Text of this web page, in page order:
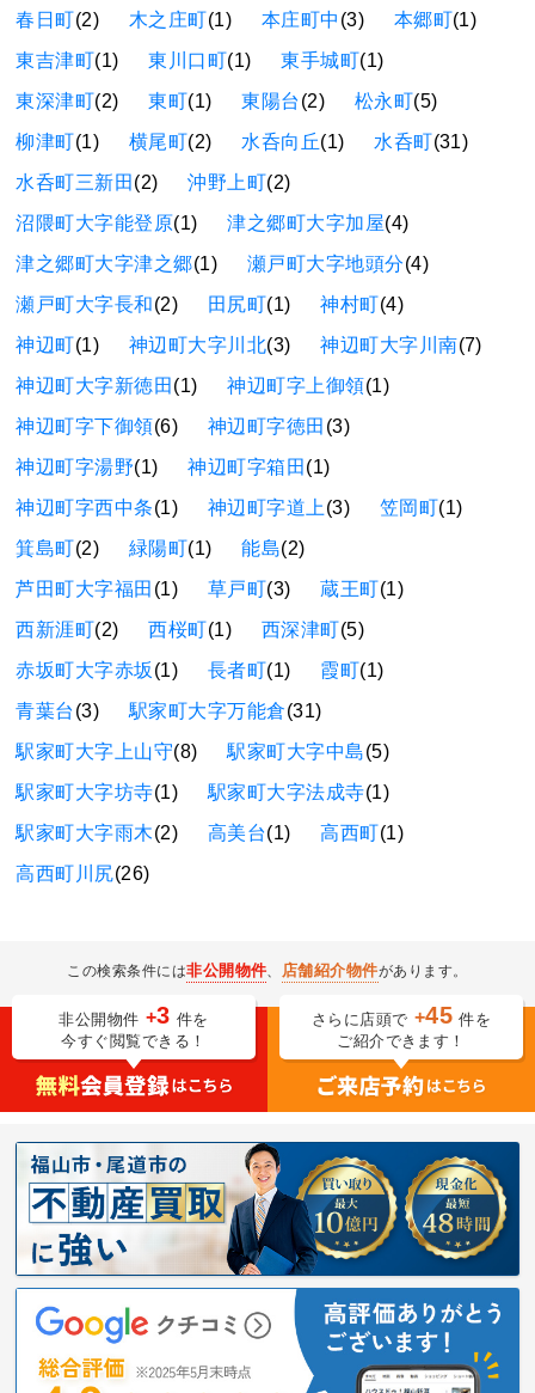
春日町(2) 木之庄町(1) 本庄町中 (3) 本郷町(1)
東吉津町(1) 東川口町(1) 東手城町(1)
東深津町(2) 東町(1) 東陽台 (2) 松永町(5)
柳津町(1) 横尾町(2) 水呑向丘(1) 水呑町(31)
水呑町三新田 (2) 沖野上町(2)
沼隈町大字能登原(1) 津之郷町大字加屋(4)
津之郷町大字津之郷(1) 瀬戸町大字地頭分(4)
瀬戸町大字長和(2) 田尻町(1) 神村町(4)
神辺町(1) 神辺町大字川北(3) 神辺町大字川南(7)
神辺町大字新徳田 (1) 神辺町字上御領(1)
神辺町字下御領(6) 神辺町字徳田 (3)
神辺町字湯野(1) 神辺町字箱田 (1)
神辺町字西中条(1) 神辺町字道上 (3) 笠岡町(1)
箕島町(2) 緑陽町(1) 能島(2)
芦田町大字福田 (1) 草戸町(3) 蔵王町(1)
西新涯町(2) 西桜町(1) 西深津町(5)
赤坂町大字赤坂 (1) 長者町(1) 霞町(1)
青葉台 (3) 駅家町大字万能倉(31)
駅家町大字上山守(8) 駅家町大字中島(5)
駅家町大字坊寺(1) 駅家町大字法成寺(1)
駅家町大字雨木(2) 高美台(1) 高西町(1)
高西町川尻(26)
この検索条件には非公開物件、 店舗紹介物件があります。
非公開物件 +3 件を
今すぐ閲覧できる！
さらに店頭で +45 件を
ご紹介できます！